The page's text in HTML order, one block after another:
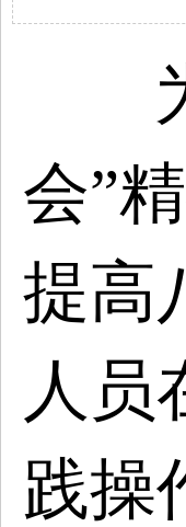
会”
提高
人员
践操